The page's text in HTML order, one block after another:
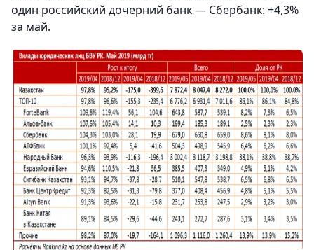
один российский дочерний банк — Сбербанк: +4,3%
за май.